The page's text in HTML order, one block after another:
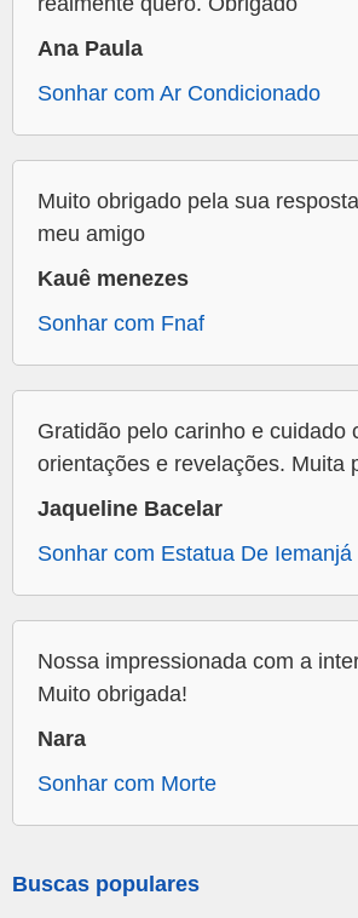
Ana Paula
Sonhar com Ar Condicionado
Muito obrigado pela sua
meu amigo
Kauê menezes
Sonhar com Fnaf
Gratidão pelo carinho e cuidado
orientações e revelações. Muita
Jaqueline Bacelar
Sonhar com Estatua De Iemanjá
Nossa impressionada com a
Muito obrigada!
Nara
Sonhar com Morte
Buscas populares